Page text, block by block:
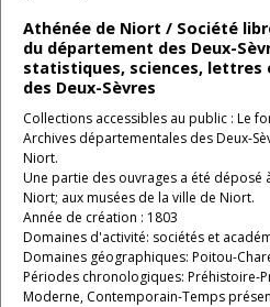
Athénée de Niort / Société
du département des Deux-
statistiques, sciences,
des Deux-Sèvres
Collections accessibles au public : Le
Archives départementales des Deux-
Niort.
Une partie des ouvrages a été déposé
Niort; aux musées de la ville de Niort.
Année de création : 1803
Domaines d'activité: sociétés et
Domaines géographiques: Poitou-
Périodes chronologiques: Préhistoire-
Moderne, Contemporain-Temps